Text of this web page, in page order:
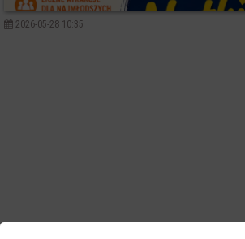
2026-05-28 10:35